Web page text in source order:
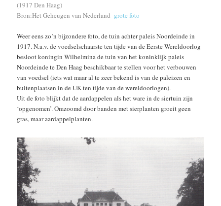
(1917 Den Haag)
Bron:Het Geheugen van Nederland grote foto
Weer eens zo’n bijzondere foto, de tuin achter paleis Noordeinde in
1917. N.a.v. de voedselschaarste ten tijde van de Eerste Wereldoorlog
besloot koningin Wilhelmina de tuin van het koninklijk paleis
Noordeinde te Den Haag beschikbaar te stellen voor het verbouwen
van voedsel (iets wat maar al te zeer bekend is van de paleizen en
buitenplaatsen in de UK ten tijde van de wereldoorlogen).
Uit de foto blijkt dat de aardappelen als het ware in de siertuin zijn
‘opgenomen’. Omzoomd door banden met sierplanten groeit geen
gras, maar aardappelplanten.